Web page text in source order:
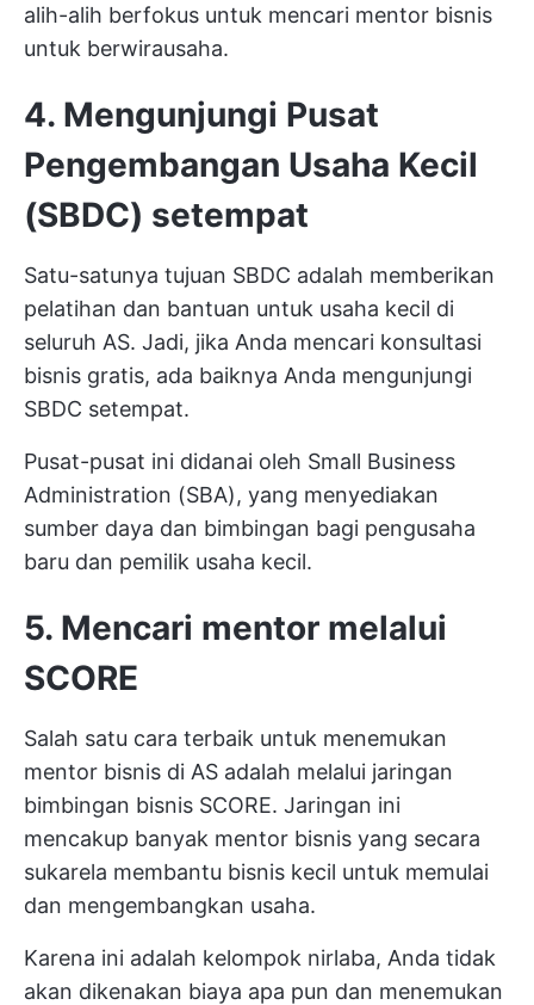
alih-alih berfokus untuk mencari mentor bisnis
untuk berwirausaha.
4. Mengunjungi Pusat
Pengembangan Usaha Kecil
(SBDC) setempat
Satu-satunya tujuan SBDC adalah memberikan
pelatihan dan bantuan untuk usaha kecil di
seluruh AS. Jadi, jika Anda mencari konsultasi
bisnis gratis, ada baiknya Anda mengunjungi
SBDC setempat.
Pusat-pusat ini didanai oleh Small Business
Administration (SBA), yang menyediakan
sumber daya dan bimbingan bagi pengusaha
baru dan pemilik usaha kecil.
5. Mencari mentor melalui
SCORE
Salah satu cara terbaik untuk menemukan
mentor bisnis di AS adalah melalui jaringan
bimbingan bisnis SCORE. Jaringan ini
mencakup banyak mentor bisnis yang secara
sukarela membantu bisnis kecil untuk memulai
dan mengembangkan usaha.
Karena ini adalah kelompok nirlaba, Anda tidak
akan dikenakan biaya apa pun dan menemukan